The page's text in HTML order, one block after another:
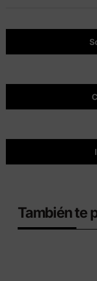
También te